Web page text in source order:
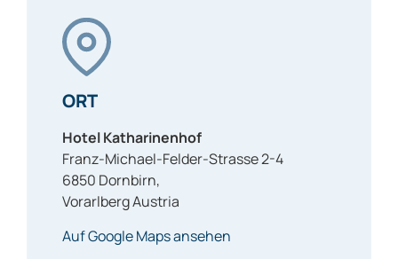
ORT
Hotel Katharinenhof
Franz-Michael-Felder-Strasse 2-4
6850 Dornbirn,
VorarlbergAustria
Auf Google Maps ansehen